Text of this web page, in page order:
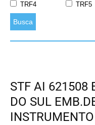
TRF4
TRF5
Busca
STF AI 621508
DO SUL
INSTRUMENTO